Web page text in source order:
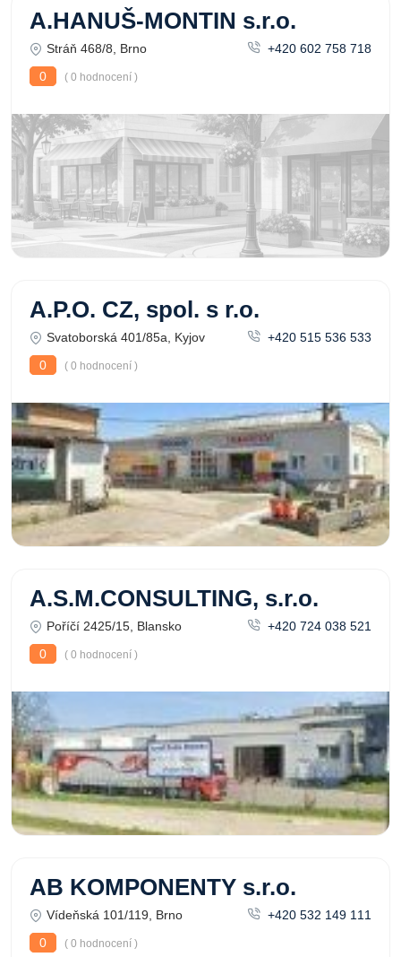
A.HANUŠ-MONTIN s.r.o.
Stráň 468/8, Brno
+420 602 758 718
0
( 0 hodnocení )
A.P.O. CZ, spol. s r.o.
Svatoborská 401/85a, Kyjov
+420 515 536 533
0
( 0 hodnocení )
A.S.M.CONSULTING, s.r.o.
Poříčí 2425/15, Blansko
+420 724 038 521
0
( 0 hodnocení )
AB KOMPONENTY s.r.o.
Vídeňská 101/119, Brno
+420 532 149 111
0
( 0 hodnocení )